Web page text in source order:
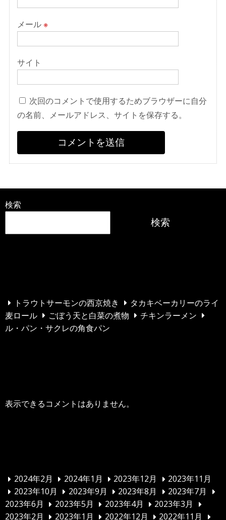
メール※
サイト
次回のコメントで使用するためブラウザーに自分
の名前、メールアドレス、サイトを保存する。
検索
検索
トラウトサーモンの西京焼き
タカキベーカリーのライ
麦ロール
ごぼう天と白菜の煮物
チキンラーメン
ル・パン・サクレの角食パン
表示できるコメントはありません。
2024年2月 2024年1月 2023年12月
2023年11月
2023年10月
2023年9月 2023年8月
2023年7月
2023年6月
2023年5月 2023年4月
2023年3月
2023年2月
2023年1月 2022年12月 2022年11月